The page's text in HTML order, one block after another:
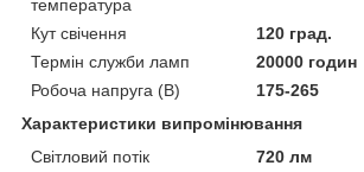
температура
Кут свічення
120 град.
Термін служби ламп
20000 годин
Робоча напруга (В)
175-265
Характеристики випромінювання
Світловий потік
720 лм